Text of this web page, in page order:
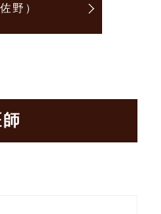
野）